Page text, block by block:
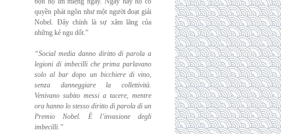
quyền phát ngôn như một người đoạt giải
Nobel. Đây chính là sự xâm lăng của
những kẻ ngu dốt.”
“Social media danno diritto di parola a
legioni di imbecilli che prima parlavano
solo albar dopo un bicchiere di vino,
senza danneggiare la collettività.
Venivano subito messi a tacere, mentre
ora hanno lo stesso diritto di parola di un
Premio Nobel. È l’invasione degli
imbecilli.”